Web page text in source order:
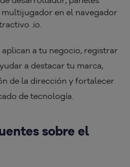
en el navegador
.io.
aplican a tu negocio, registrar
a destacar tu marca,
de la dirección y fortalecer
de tecnología.
sobre el